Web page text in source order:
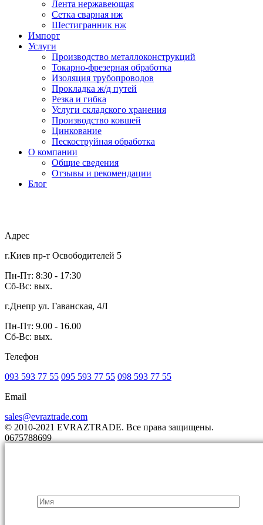
Лента нержавеющая
Сетка сварная нж
Шестигранник нж
Импорт
Услуги
Производство металлоконструкций
Токарно-фрезерная обработка
Изоляция трубопроводов
Прокладка ж/д путей
Резка и гибка
Услуги складского хранения
Производство ковшей
Цинкование
Пескоструйная обработка
О компании
Общие сведения
Отзывы и рекомендации
Блог
Адрес
г.Киев пр-т Освободителей 5
Пн-Пт: 8:30 - 17:30
Сб-Вс: вых.
г.Днепр ул. Гаванская, 4Л
Пн-Пт: 9.00 - 16.00
Сб-Вс: вых.
Телефон
093 593 77 55 095 593 77 55 098 593 77 55
Email
sales@evraztrade.com
© 2010-2021 EVRAZTRADE. Все права защищены.
0675788699